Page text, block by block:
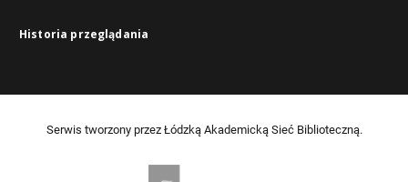
Historia przeglądania
Serwis tworzony przez Łódzką Akademicką Sieć Biblioteczną.